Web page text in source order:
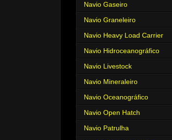
Navio Gaseiro
Navio Graneleiro
Navio Heavy Load Carrier
Navio Hidroceanográfico
Navio Livestock
Navio Mineraleiro
Navio Oceanográfico
Navio Open Hatch
Navio Patrulha